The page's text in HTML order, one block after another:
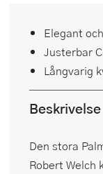
Elegant
Justerbar
Långvarig
Beskrivelse
Den stora
Robert Welch